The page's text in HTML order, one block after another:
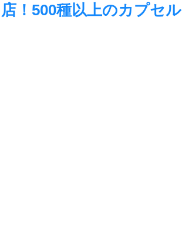
！500種以上のカプセル